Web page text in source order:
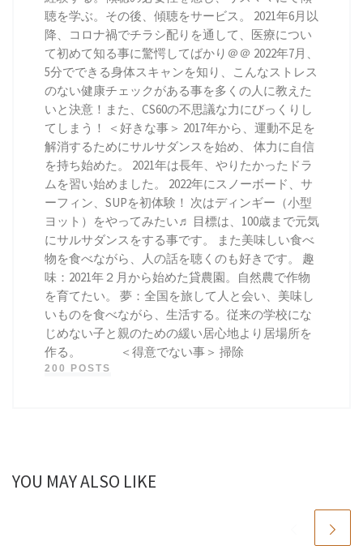
聴を学ぶ。その後、傾聴をサービス。 2021年6月以
降、コロナ禍でチラシ配りを通して、医療につい
て初めて知る事に驚愕してばかり＠＠ 2022年7月、
5分でできる身体スキャンを知り、こんなストレス
のない健康チェックがある事を多くの人に教えた
いと決意！また、CS60の不思議な力にびっくりし
てしまう！ ＜好きな事＞ 2017年から、運動不足を
解消するためにサルサダンスを始め、 体力に自信
を持ち始めた。 2021年は長年、やりたかったドラ
ムを習い始めました。 2022年にスノーボード、サ
ーフィン、SUPを初体験！ 次はディンギー（小型
ヨット）をやってみたい♬ 目標は、100歳まで元気
にサルサダンスをする事です。 また美味しい食べ
物を食べながら、人の話を聴くのも好きです。 趣
味：2021年２月から始めた貸農園。自然農で作物
を育てたい。 夢：全国を旅して人と会い、美味し
いものを食べながら、生活する。従来の学校にな
じめない子と親のための緩い居心地より居場所を
作る。 ＜得意でない事＞ 掃除
200 POSTS
YOU MAY ALSO LIKE